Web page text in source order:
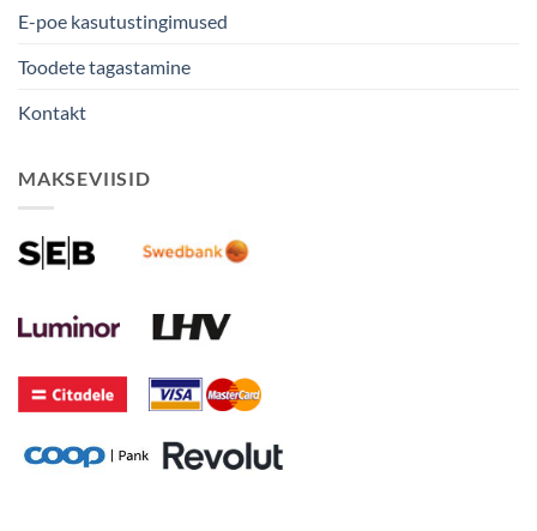
E-poe kasutustingimused
Toodete tagastamine
Kontakt
MAKSEVIISID